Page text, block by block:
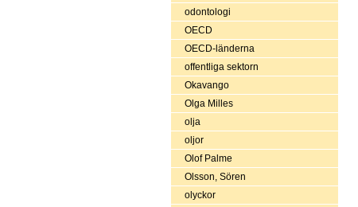
odontologi
OECD
OECD-länderna
offentliga sektorn
Okavango
Olga Milles
olja
oljor
Olof Palme
Olsson, Sören
olyckor